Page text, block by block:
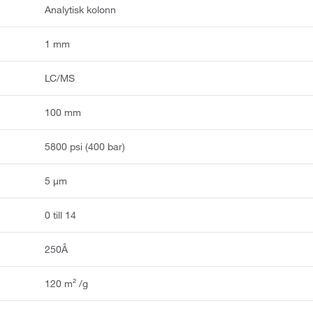
Analytisk kolonn
1 mm
LC/MS
100 mm
5800 psi (400 bar)
5 μm
0 till 14
250Å
120 m² /g